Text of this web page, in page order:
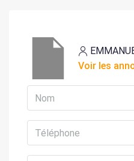
Voir les